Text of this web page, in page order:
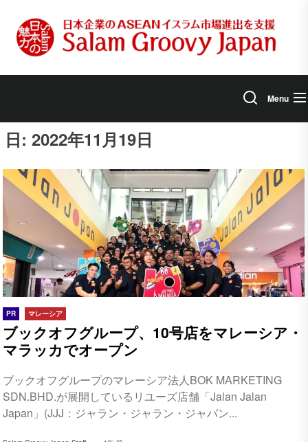
content
Menu
日: 2022年11月19日
PR マレーシア
ブックオフグループ、10号店をマレーシア・
マラッカでオープン
ブックオフグループのマレーシア法人BOK MARKETING
SDN.BHD.が展開しているリユーズ店舗「Jalan Jalan
Japan」(JJJ：ジャラン・ジャラン・ジャパン...